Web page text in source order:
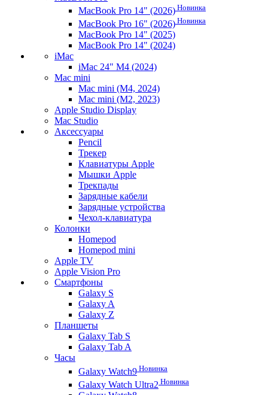
MacBook Pro 14" (2026) Новинка
MacBook Pro 16" (2026) Новинка
MacBook Pro 14" (2025)
MacBook Pro 14" (2024)
iMac
iMac 24" M4 (2024)
Mac mini
Mac mini (M4, 2024)
Mac mini (M2, 2023)
Apple Studio Display
Mac Studio
Аксессуары
Pencil
Трекер
Клавиатуры Apple
Мышки Apple
Трекпады
Зарядные кабели
Зарядные устройства
Чехол-клавиатура
Колонки
Homepod
Homepod mini
Apple TV
Apple Vision Pro
Смартфоны
Galaxy S
Galaxy A
Galaxy Z
Планшеты
Galaxy Tab S
Galaxy Tab A
Часы
Galaxy Watch9 Новинка
Galaxy Watch Ultra2 Новинка